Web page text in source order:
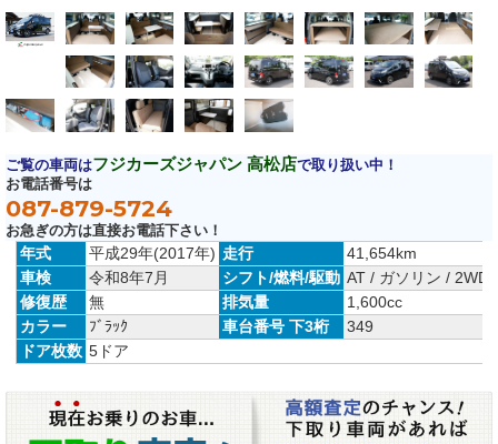
年式 平成29年(2017年) 走行
41,654km
車検
令和8年7月 シフト/燃料/駆動 AT / ガソリン / 2WD
修復歴
無 排気量
1,600cc
カラー
ﾌﾞﾗｯｸ 車台番号 下3桁
349
ドア枚数 5ドア
ご覧の車両はフジカーズジャパン 高松店で取り扱い中！
お電話番号は
087-879-5724
お急ぎの方は直接お電話下さい！